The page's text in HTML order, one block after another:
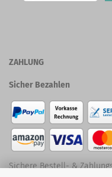
ZAHLUNG
Sicher Bezahlen
Sichere Bestell- &